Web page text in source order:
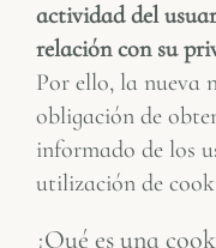
actividad del
relación con su
Por ello, la nueva
obligación de
informado de los
utilización de
¿Qué es una